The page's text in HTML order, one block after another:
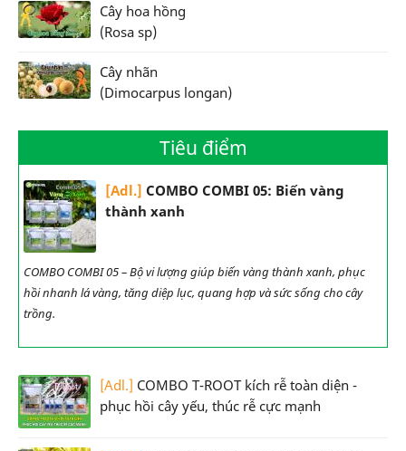
Cây hoa hồng
(Rosa sp)
Cây nhãn
(Dimocarpus longan)
Tiêu điểm
[Adl.] COMBO COMBI 05: Biến vàng
thành xanh
COMBO COMBI 05 – Bộ vi lượng giúp biến vàng thành xanh, phục
hồi nhanh lá vàng, tăng diệp lục, quang hợp và sức sống cho cây
trồng.
[Adl.] COMBO T-ROOT kích rễ toàn diện -
phục hồi cây yếu, thúc rễ cực mạnh